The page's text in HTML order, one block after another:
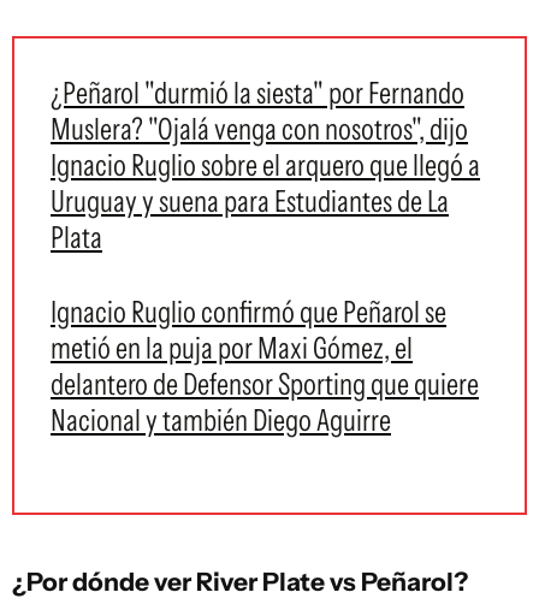
¿Peñarol "durmió la siesta" por Fernando
Muslera? "Ojalá venga con nosotros", dijo
Ignacio Ruglio sobre el arquero que llegó a
Uruguay y suena para Estudiantes de La
Plata
Ignacio Ruglio confirmó que Peñarol se
metió en la puja por Maxi Gómez, el
delantero de Defensor Sporting que quiere
Nacional y también Diego Aguirre
¿Por dónde ver River Plate vs Peñarol?